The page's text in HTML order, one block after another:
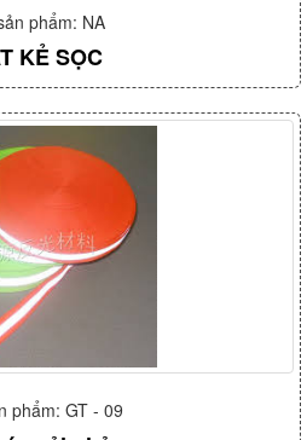
phẩm: NA
KẺ SỌC
phẩm: GT - 09